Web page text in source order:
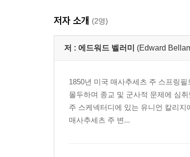
제25장
제26장
제27장
저자 소개 (2명)
저 : 에드워드 벨러미 (Edward
1850년 미국 매사추세츠 주 스프링
몰두하며 종교 및 군사적 문제에 심
주 스케넥터디에 있는 유니언 칼리
매사추세츠 주 변...